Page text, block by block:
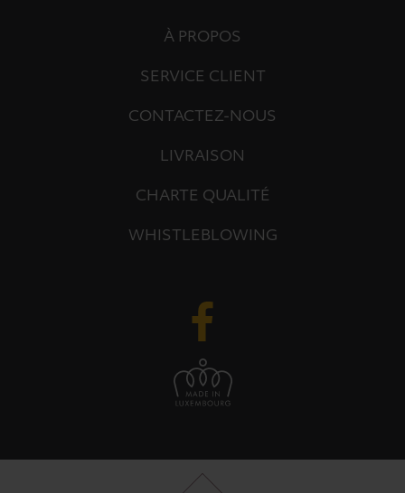
À PROPOS
SERVICE CLIENT
CONTACTEZ-NOUS
LIVRAISON
CHARTE QUALITÉ
WHISTLEBLOWING